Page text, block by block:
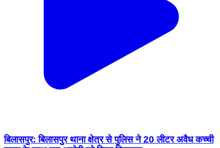
बिलासपुर: बिलासपुर थाना क्षेत्र से पुलिस ने 20 लीटर अवैध कच्ची